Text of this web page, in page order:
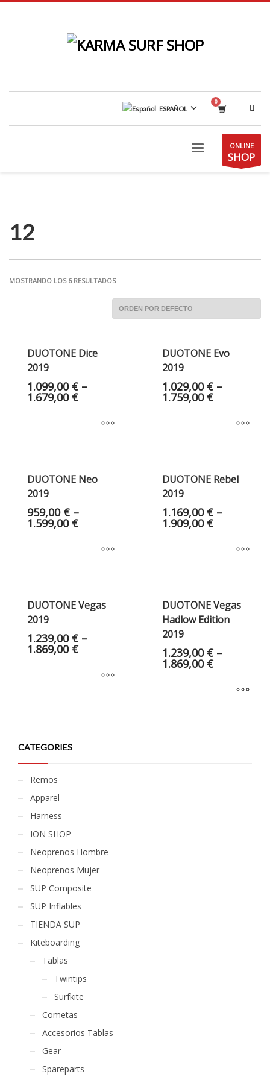
ESPAÑOL
ONLINE
SHOP
12
MOSTRANDO LOS 6 RESULTADOS
DUOTONE Dice
2019
1.099,00 € –
1.679,00 €
DUOTONE Evo
2019
1.029,00 € –
1.759,00 €
DUOTONE Neo
2019
959,00 € –
1.599,00 €
DUOTONE Rebel
2019
1.169,00 € –
1.909,00 €
DUOTONE Vegas
2019
1.239,00 € –
1.869,00 €
DUOTONE Vegas
Hadlow Edition
2019
1.239,00 € –
1.869,00 €
CATEGORIES
Remos
Apparel
Harness
ION SHOP
Neoprenos Hombre
Neoprenos Mujer
SUP Composite
SUP Inflables
TIENDA SUP
Kiteboarding
Tablas
Twintips
Surfkite
Cometas
Accesorios Tablas
Gear
Spareparts